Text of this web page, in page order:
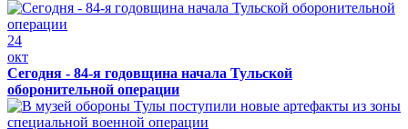
24
окт
Сегодня - 84-я годовщина начала Тульской
оборонительной операции